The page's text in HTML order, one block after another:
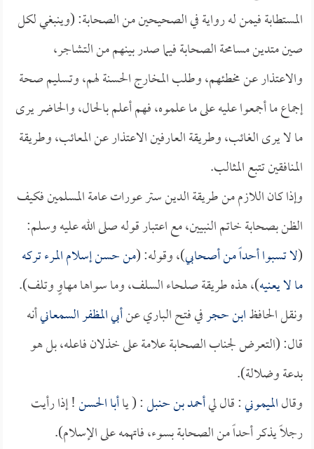
المستطابة فيمن له رواية في الصحيحين من الصحابة: (وينبغي لكل
صين متدين مسامحة الصحابة فيما صدر بينهم من التشاجر،
والاعتذار عن مخطئهم، وطلب المخارج الحسنة لهم، وتسليم صحة
إجماع ما أجمعوا عليه على ما علموه، فهم أعلم بالحال، والحاضر يرى
ما لا يرى الغائب، وطريقة العارفين الاعتذار عن المعائب، وطريقة
المنافقين تتبع المثالب.
وإذا كان اللازم من طريقة الدين ستر عورات عامة المسلمين فكيف
الظن بصحابة خاتم النبيين، مع اعتبار قوله صلى الله عليه وسلم:
(لا تسبوا أحداً من أصحابي)، وقوله: (من حسن إسلام المرء تركه
ما لا يعنيه)، هذه طريقة صلحاء السلف، وما سواها مهاوٍ وتلف).
ونقل الحافظابن حجرفي فتح الباري عنأبي المظفر السمعانيأنه
قال: (التعرض لجناب الصحابة علامة على خذلان فاعله، بل هو
بدعة وضلالة).
وقالالميموني: قال ليأحمد بن حنبل: ( ياأبا الحسن! إذا رأيت
رجلاً يذكر أحداً من الصحابة بسوء، فاتهمه على الإسلام).